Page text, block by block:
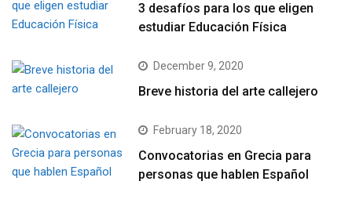
3 desafíos para los que eligen
estudiar Educación Física
December 9, 2020
Breve historia del arte callejero
February 18, 2020
Convocatorias en Grecia para
personas que hablen Español